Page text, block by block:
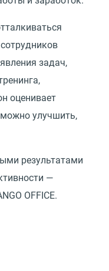
задач,
оценивает
можно улучшить,
результатами
—
OFFICE.